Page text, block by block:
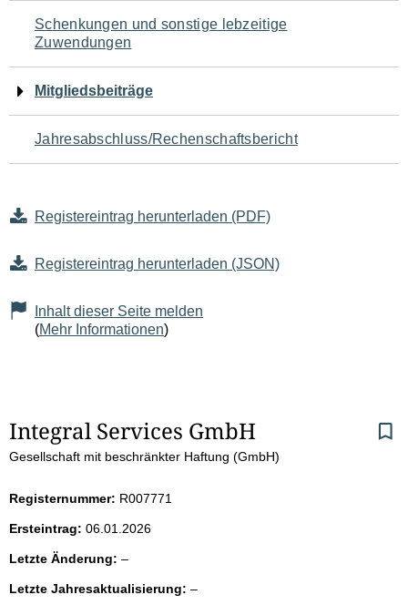
Schenkungen und sonstige lebzeitige
Zuwendungen
Mitgliedsbeiträge
Jahresabschluss/Rechenschaftsbericht
Registereintrag herunterladen (PDF)
Registereintrag herunterladen (JSON)
Inhalt dieser Seite melden
(Mehr Informationen)
S
e
i
t
e
Integral Services GmbH
Gesellschaft mit beschränkter Haftung (GmbH)
Registernummer: R007771
Ersteintrag: 06.01.2026
Letzte Änderung: –l
e
Letzte Jahresaktualisierung: –l